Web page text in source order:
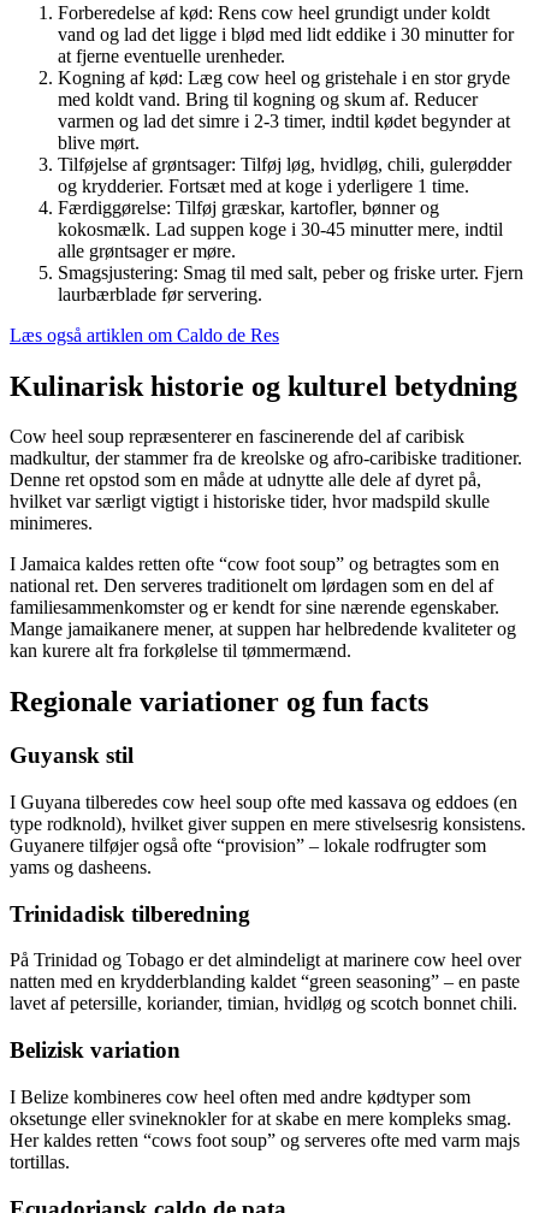
Forberedelse af kød: Rens cow heel grundigt under koldt
vand og lad det ligge i blød med lidt eddike i 30 minutter for
at fjerne eventuelle urenheder.
Kogning af kød: Læg cow heel og gristehale i en stor gryde
med koldt vand. Bring til kogning og skum af. Reducer
varmen og lad det simre i 2-3 timer, indtil kødet begynder at
blive mørt.
Tilføjelse af grøntsager: Tilføj løg, hvidløg, chili, gulerødder
og krydderier. Fortsæt med at koge i yderligere 1 time.
Færdiggørelse: Tilføj græskar, kartofler, bønner og
kokosmælk. Lad suppen koge i 30-45 minutter mere, indtil
alle grøntsager er møre.
Smagsjustering: Smag til med salt, peber og friske urter. Fjern
laurbærblade før servering.
Læs også artiklen om Caldo de Res
Kulinarisk historie og kulturel betydning
Cow heel soup repræsenterer en fascinerende del af caribisk
madkultur, der stammer fra de kreolske og afro-caribiske traditioner.
Denne ret opstod som en måde at udnytte alle dele af dyret på,
hvilket var særligt vigtigt i historiske tider, hvor madspild skulle
minimeres.
I Jamaica kaldes retten ofte “cow foot soup” og betragtes som en
national ret. Den serveres traditionelt om lørdagen som en del af
familiesammenkomster og er kendt for sine nærende egenskaber.
Mange jamaikanere mener, at suppen har helbredende kvaliteter og
kan kurere alt fra forkølelse til tømmermænd.
Regionale variationer og fun facts
Guyansk stil
I Guyana tilberedes cow heel soup ofte med kassava og eddoes (en
type rodknold), hvilket giver suppen en mere stivelsesrig konsistens.
Guyanere tilføjer også ofte “provision” – lokale rodfrugter som
yams og dasheens.
Trinidadisk tilberedning
På Trinidad og Tobago er det almindeligt at marinere cow heel over
natten med en krydderblanding kaldet “green seasoning” – en paste
lavet af petersille, koriander, timian, hvidløg og scotch bonnet chili.
Belizisk variation
I Belize kombineres cow heel often med andre kødtyper som
oksetunge eller svineknokler for at skabe en mere kompleks smag.
Her kaldes retten “cows foot soup” og serveres ofte med varm majs
tortillas.